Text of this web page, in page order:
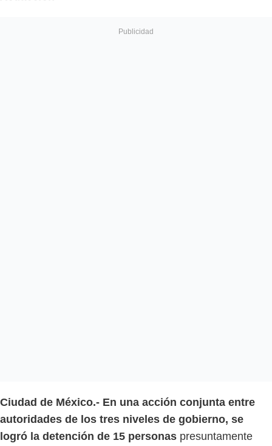
Ciudad de México.- En una acción conjunta entre
autoridades de los tres niveles de gobierno, se
logró la detención de 15 personas presuntamente